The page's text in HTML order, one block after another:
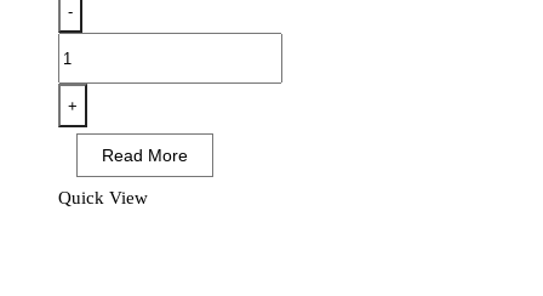
-
WX3
Half
Tech
+
Read More
Quick View